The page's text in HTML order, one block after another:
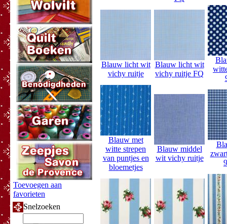
Toevoegen aan
favorieten
Snelzoeken
Blauw licht wit
vichy ruitje
Blauw licht wit
vichy ruitje FQ
Blauw met
witte strepen
van puntjes en
bloemetjes
Blauw middel
wit vichy ruitje